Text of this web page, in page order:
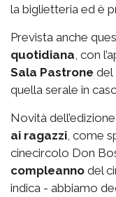
la biglietteria ed è
Prevista anche
quotidiana, con
Sala Pastrone del
quella serale in
Novità dell’edizione
ai ragazzi, come
cinecircolo Don
compleanno del
indica - abbiamo